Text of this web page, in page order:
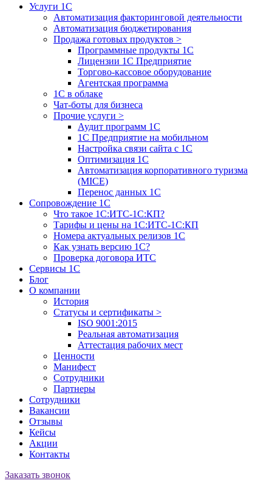
Услуги 1С
Автоматизация факторинговой деятельности
Автоматизация бюджетирования
Продажа готовых продуктов >
Программные продукты 1С
Лицензии 1С Предприятие
Торгово-кассовое оборудование
Агентская программа
1С в облаке
Чат-боты для бизнеса
Прочие услуги >
Аудит программ 1С
1С Предприятие на мобильном
Настройка связи сайта с 1С
Оптимизация 1С
Автоматизация корпоративного туризма
(MICE)
Перенос данных 1С
Сопровождение 1С
Что такое 1С:ИТС-1С:КП?
Тарифы и цены на 1С:ИТС-1С:КП
Номера актуальных релизов 1С
Как узнать версию 1С?
Проверка договора ИТС
Сервисы 1С
Блог
О компании
История
Статусы и сертификаты >
ISO 9001:2015
Реальная автоматизация
Аттестация рабочих мест
Ценности
Манифест
Сотрудники
Партнеры
Сотрудники
Вакансии
Отзывы
Кейсы
Акции
Контакты
Заказать звонок